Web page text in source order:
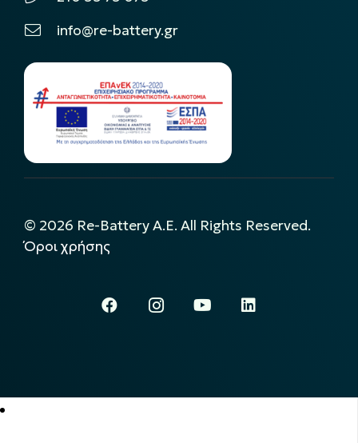
info@re-battery.gr
© 2026 Re-Battery A.E. All Rights Reserved.
Όροι χρήσης